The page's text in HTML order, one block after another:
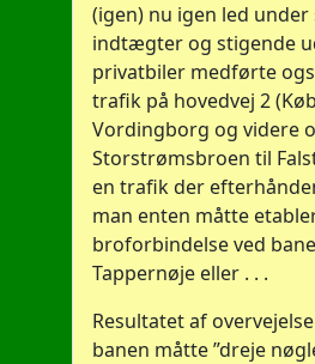
(igen) nu igen led
indtægter og stigende
privatbiler medførte
trafik på hovedvej 2
Vordingborg og videre
Storstrømsbroen til
en trafik der
man enten måtte
broforbindelse ved
Tappernøje eller . . .
Resultatet af
banen måtte ”dreje